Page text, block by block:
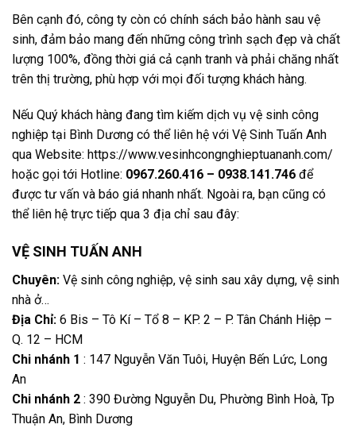
Bên cạnh đó, công ty còn có chính sách bảo hành sau vệ
sinh, đảm bảo mang đến những công trình sạch đẹp và chất
lượng 100%, đồng thời giá cả cạnh tranh và phải chăng nhất
trên thị trường, phù hợp với mọi đối tượng khách hàng.
Nếu Quý khách hàng đang tìm kiếm dịch vụ vệ sinh công
nghiệp tại Bình Dương có thể liên hệ với Vệ Sinh Tuấn Anh
qua Website: https://www.vesinhcongnghieptuananh.com/
hoặc gọi tới Hotline: 0967.260.416 – 0938.141.746 để
được tư vấn và báo giá nhanh nhất. Ngoài ra, bạn cũng có
thể liên hệ trực tiếp qua 3 địa chỉ sau đây:
VỆ SINH TUẤN ANH
Chuyên: Vệ sinh công nghiệp, vệ sinh sau xây dựng, vệ sinh
nhà ở…
Địa Chỉ: 6 Bis – Tô Kí – Tổ 8 – KP. 2 – P. Tân Chánh Hiệp –
Q. 12 – HCM
Chi nhánh 1 : 147 Nguyễn Văn Tuôi, Huyện Bến Lức, Long
An
Chi nhánh 2 : 390 Đường Nguyễn Du, Phường Bình Hoà, Tp
Thuận An, Bình Dương